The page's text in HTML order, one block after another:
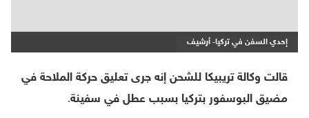
إحدي السفن في تركيا- أرشيف
قالت وكالة تريبيكا للشحن إنه جرى تعليق حركة الملاحة في
مضيق البوسفور بتركيا بسبب عطل في سفينة.